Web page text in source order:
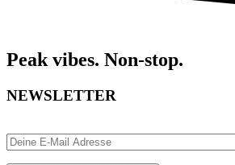
Peak vibes. Non-stop.
NEWSLETTER